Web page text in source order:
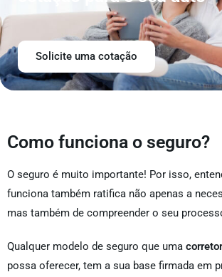
Solicite uma cotação
Como funciona o seguro?
O seguro é muito importante! Por isso,
funciona também ratifica não apenas a
mas também de compreender o seu
Qualquer modelo de seguro que uma
possa oferecer, tem a sua base firmada em